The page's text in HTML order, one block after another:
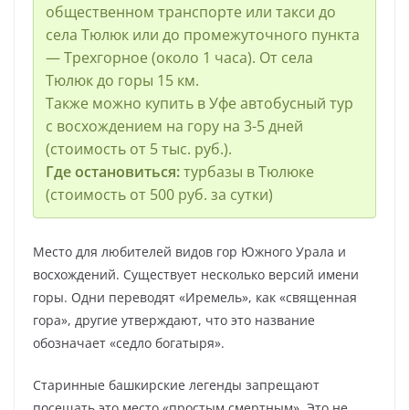
общественном транспорте или такси до
села Тюлюк или до промежуточного пункта
— Трехгорное (около 1 часа). От села
Тюлюк до горы 15 км.
Также можно купить в Уфе автобусный тур
с восхождением на гору на 3-5 дней
(стоимость от 5 тыс. руб.).
Где остановиться:турбазы в Тюлюке
(стоимость от 500 руб. за сутки)
Место для любителей видов гор Южного Урала и
восхождений. Существует несколько версий имени
горы. Одни переводят «Иремель», как «священная
гора», другие утверждают, что это название
обозначает «седло богатыря».
Старинные башкирские легенды запрещают